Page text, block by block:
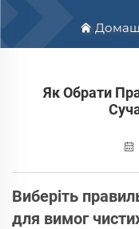
Як Обрати
Виберіть
для вимог